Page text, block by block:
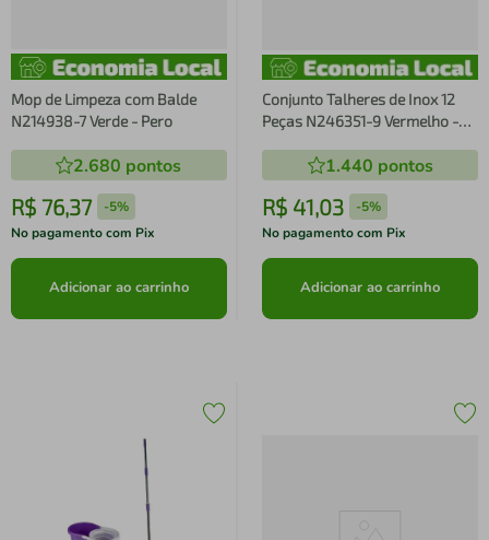
Mop de Limpeza com Balde
N214938-7 Verde - Pero
2.680 pontos
R$ 76,37 -5%
No pagamento com Pix
Adicionar ao carrinho
Conjunto Talheres de Inox 12
Peças N246351-9 Vermelho -
1.440 pontos
R$ 41,03 -5%
No pagamento com Pix
Adicionar ao carrinho